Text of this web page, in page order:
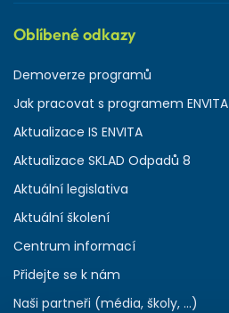
Oblíbené odkazy
Demoverze programů
Jak pracovat s programem ENVITA
Aktualizace IS ENVITA
Aktualizace SKLAD Odpadů 8
Aktuální legislativa
Aktuální školení
Centrum informací
Přidejte se k nám
Naši partneři (média, školy, ...)